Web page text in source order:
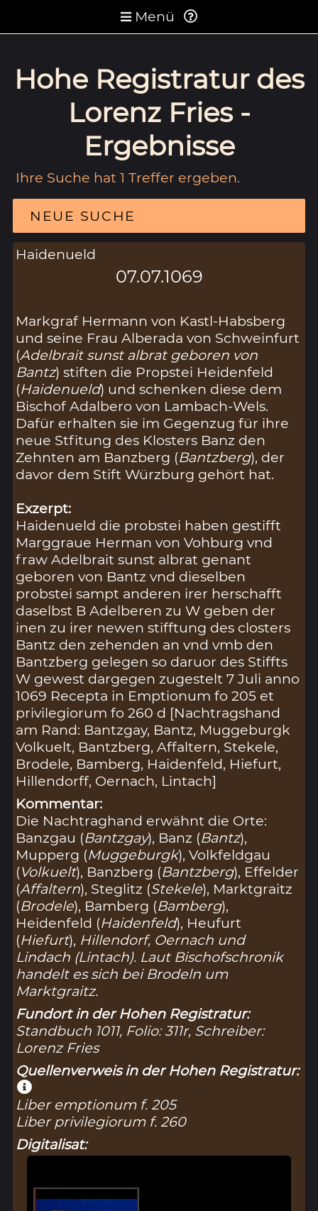
Menü
Hohe Registratur des
Lorenz Fries -
Ergebnisse
Ihre Suche hat 1 Treffer ergeben.
NEUE SUCHE
Haidenueld
07.07.1069
Markgraf Hermann von Kastl-Habsberg
und seine Frau Alberada von Schweinfurt
(Adelbrait sunst albrat geboren von
Bantz) stiften die Propstei Heidenfeld
(Haidenueld) und schenken diese dem
Bischof Adalbero von Lambach-Wels.
Dafür erhalten sie im Gegenzug für ihre
neue Stfitung des Klosters Banz den
Zehnten am Banzberg (Bantzberg), der
davor dem Stift Würzburg gehört hat.
Exzerpt:
Haidenueld die probstei haben gestifft
Marggraue Herman von Vohburg vnd
fraw Adelbrait sunst albrat genant
geboren von Bantz vnd dieselben
probstei sampt anderen irer herschafft
daselbst B Adelberen zu W geben der
inen zu irer newen stifftung des closters
Bantz den zehenden an vnd vmb den
Bantzberg gelegen so daruor des Stiffts
W gewest dargegen zugestelt 7 Juli anno
1069 Recepta in Emptionum fo 205 et
privilegiorum fo 260 d [Nachtragshand
am Rand: Bantzgay, Bantz, Muggeburgk
Volkuelt, Bantzberg, Affaltern, Stekele,
Brodele, Bamberg, Haidenfeld, Hiefurt,
Hillendorff, Oernach, Lintach]
Kommentar:
Die Nachtraghand erwähnt die Orte:
Banzgau (Bantzgay), Banz (Bantz),
Mupperg (Muggeburgk), Volkfeldgau
(Volkuelt), Banzberg (Bantzberg), Effelder
(Affaltern), Steglitz (Stekele), Marktgraitz
(Brodele), Bamberg (Bamberg),
Heidenfeld (Haidenfeld), Heufurt
(Hiefurt), Hillendorf, Oernach und
Lindach (Lintach). Laut Bischofschronik
handelt es sich bei Brodeln um
Marktgraitz.
Fundort in der Hohen Registratur:
Standbuch 1011, Folio: 311r, Schreiber:
Lorenz Fries
Quellenverweis in der Hohen Registratur:
Liber emptionum f. 205
Liber privilegiorum f. 260
Digitalisat: